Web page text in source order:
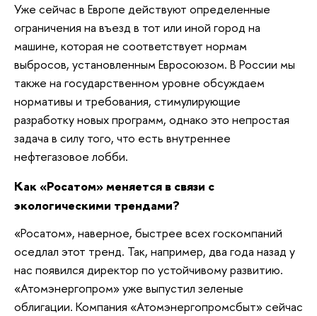
Уже сейчас в Европе действуют определенные
ограничения на въезд в тот или иной город на
машине, которая не соответствует нормам
выбросов, установленным Евросоюзом. В России мы
также на государственном уровне обсуждаем
нормативы и требования, стимулирующие
разработку новых программ, однако это непростая
задача в силу того, что есть внутреннее
нефтегазовое лобби.
Как «Росатом» меняется в связи с
экологическими трендами?
«Росатом», наверное, быстрее всех госкомпаний
оседлал этот тренд. Так, например, два года назад у
нас появился директор по устойчивому развитию.
«Атомэнергопром» уже выпустил зеленые
облигации. Компания «Атомэнергопромсбыт» сейчас